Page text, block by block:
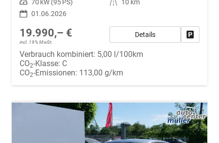
Leistung 70 kW (95 PS) Kilometerstand
10 km
01.06.2026
19.990,– €
incl. 19% MwSt.
Details
Verbrauch kombiniert: 5,00 l/100km
CO2-Klasse: C
CO2-Emissionen: 113,00 g/km